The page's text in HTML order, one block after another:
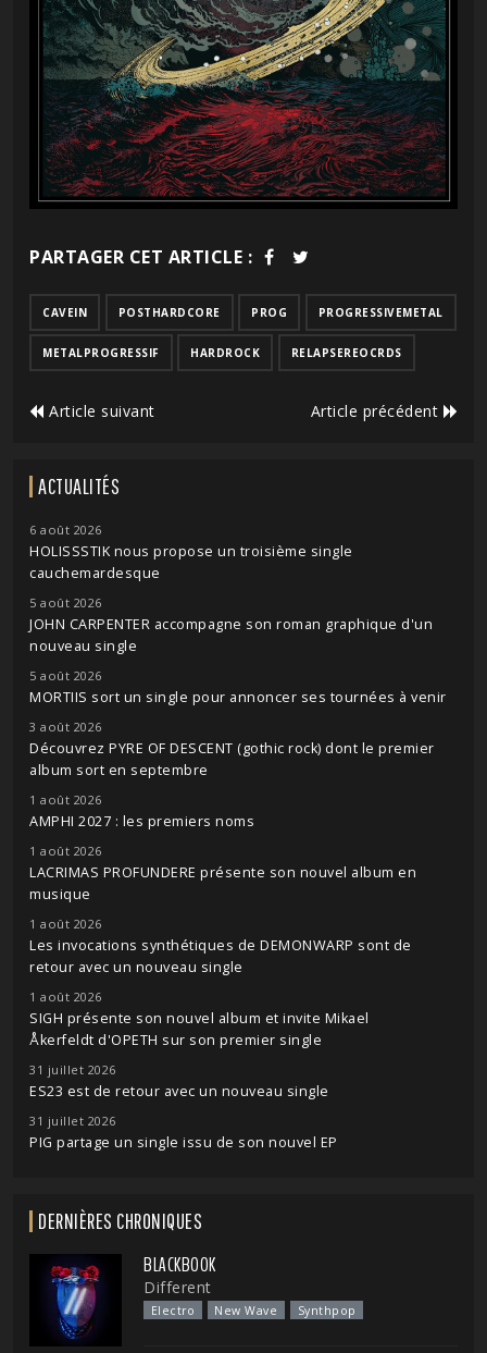
PARTAGER CET ARTICLE :
CAVEIN POSTHARDCORE PROG PROGRESSIVEMETAL
METALPROGRESSIF HARDROCK RELAPSEREOCRDS
Article suivant Article précédent
ACTUALITÉS
6 août 2026
HOLISSSTIK nous propose un troisième single
cauchemardesque
5 août 2026
JOHN CARPENTER accompagne son roman graphique d'un
nouveau single
5 août 2026
MORTIIS sort un single pour annoncer ses tournées à venir
3 août 2026
Découvrez PYRE OF DESCENT (gothic rock) dont le premier
album sort en septembre
1 août 2026
AMPHI 2027 : les premiers noms
1 août 2026
LACRIMAS PROFUNDERE présente son nouvel album en
musique
1 août 2026
Les invocations synthétiques de DEMONWARP sont de
retour avec un nouveau single
1 août 2026
SIGH présente son nouvel album et invite Mikael
Åkerfeldt d'OPETH sur son premier single
31 juillet 2026
ES23 est de retour avec un nouveau single
31 juillet 2026
PIG partage un single issu de son nouvel EP
DERNIÈRES CHRONIQUES
BLACKBOOK
Different
Electro New Wave Synthpop